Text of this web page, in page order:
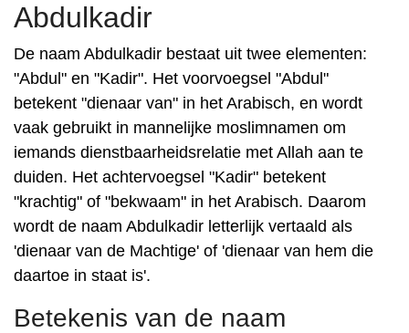
Abdulkadir
De naam Abdulkadir bestaat uit twee elementen:
"Abdul" en "Kadir". Het voorvoegsel "Abdul"
betekent "dienaar van" in het Arabisch, en wordt
vaak gebruikt in mannelijke moslimnamen om
iemands dienstbaarheidsrelatie met Allah aan te
duiden. Het achtervoegsel "Kadir" betekent
"krachtig" of "bekwaam" in het Arabisch. Daarom
wordt de naam Abdulkadir letterlijk vertaald als
'dienaar van de Machtige' of 'dienaar van hem die
daartoe in staat is'.
Betekenis van de naam